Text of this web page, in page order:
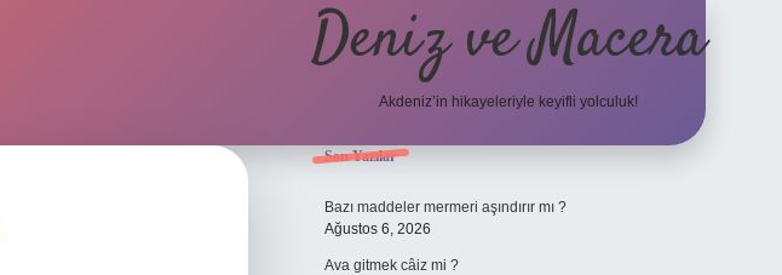
Deniz ve Macera
Akdeniz’in hikayeleriyle keyifli yolculuk!
Sidebar
Son Yazılar
Bazı maddeler mermeri aşındırır mı ?
Ağustos 6, 2026
Ava gitmek câiz mi ?